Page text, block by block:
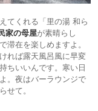
てくれる「里の湯 和ら
家の母屋が素晴らし
滞在を楽しめますよ。
れば露天風呂風に早変
ちいいんです。寒い日
。夜はバーラウンジで
せて。